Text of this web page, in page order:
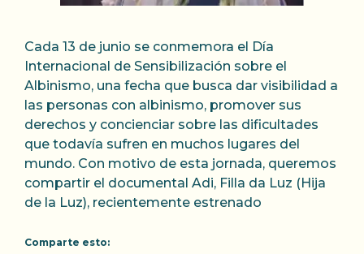
Cada 13 de junio se conmemora el Día
Internacional de Sensibilización sobre el
Albinismo, una fecha que busca dar visibilidad a
las personas con albinismo, promover sus
derechos y concienciar sobre las dificultades
que todavía sufren en muchos lugares del
mundo. Con motivo de esta jornada, queremos
compartir el documental Adi, Filla da Luz (Hija
de la Luz), recientemente estrenado
Comparte esto: